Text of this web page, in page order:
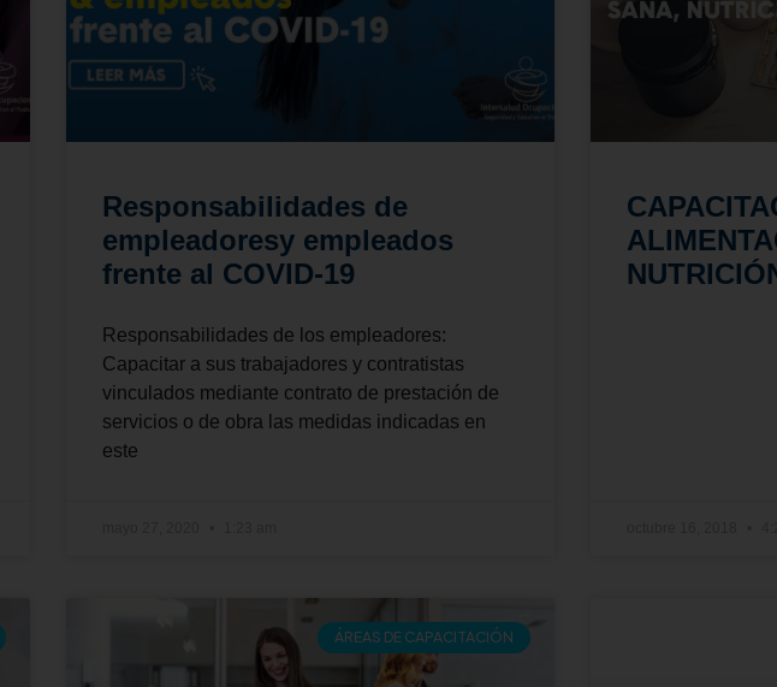
Responsabilidades de
empleadoresy empleados
frente al COVID-19
Responsabilidades de los empleadores:
Capacitar a sus trabajadores y contratistas
vinculados mediante contrato de prestación de
servicios o de obra las medidas indicadas en
este
ÁREAS DE CAPACITACIÓN